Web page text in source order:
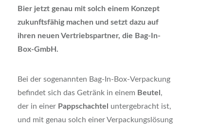
Bier jetzt genau mit solch einem Konzept
zukunftsfähig machen und setzt dazu auf
ihren neuen Vertriebspartner, die Bag-In-
Box-GmbH.
Bei der sogenannten Bag-In-Box-Verpackung
befindet sich das Getränk in einem Beutel ,
der in einer Pappschachtel untergebracht ist,
und mit genau solch einer Verpackungslösung